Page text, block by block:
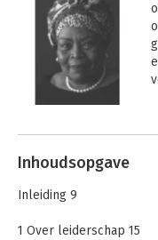
Andere
Inhoudsopgave
Inleiding 9
1 Over leiderschap 15